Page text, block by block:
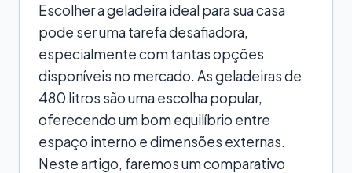
Escolher a geladeira ideal para sua casa
pode ser uma tarefa desafiadora,
especialmente com tantas opções
disponíveis no mercado. As geladeiras de
480 litros são uma escolha popular,
oferecendo um bom equilíbrio entre
espaço interno e dimensões externas.
Neste artigo, faremos um comparativo